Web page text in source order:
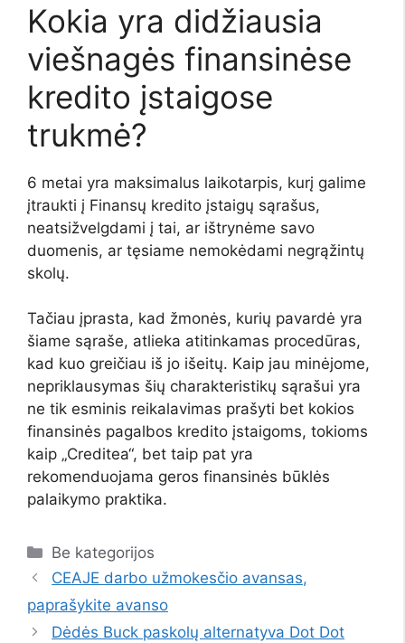
Kokia yra didžiausia
viešnagės finansinėse
kredito įstaigose
trukmė?
6 metai yra maksimalus laikotarpis, kurį galime
įtraukti į Finansų kredito įstaigų sąrašus,
neatsižvelgdami į tai, ar ištrynėme savo
duomenis, ar tęsiame nemokėdami negrąžintų
skolų.
Tačiau įprasta, kad žmonės, kurių pavardė yra
šiame sąraše, atlieka atitinkamas procedūras,
kad kuo greičiau iš jo išeitų. Kaip jau minėjome,
nepriklausymas šių charakteristikų sąrašui yra
ne tik esminis reikalavimas prašyti bet kokios
finansinės pagalbos kredito įstaigoms, tokioms
kaip „Creditea“, bet taip pat yra
rekomenduojama geros finansinės būklės
palaikymo praktika.
Kategorijos
Be kategorijos
CEAJE darbo užmokesčio avansas,
paprašykite avanso
Dėdės Buck paskolų alternatyva Dot Dot